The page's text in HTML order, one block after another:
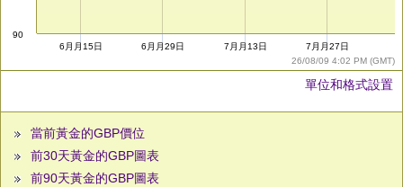
26/08/09 4:02 PM (GMT)
90
6月月15日 6月月29日 7月月13日 7月月27日
單位和格式設置
當前黃金的GBP價位
前30天黃金的GBP圖表
前90天黃金的GBP圖表